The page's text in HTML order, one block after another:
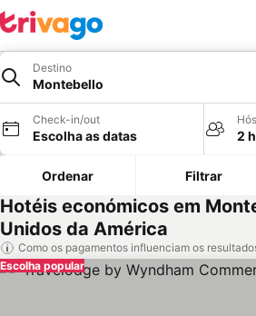
Destino
Montebello
Check-in/out
Escolha as datas 2
Ordenar Filtrar
Hotéis económicos em
Unidos da América
Como os pagamentos influenciam os
Escolha popular